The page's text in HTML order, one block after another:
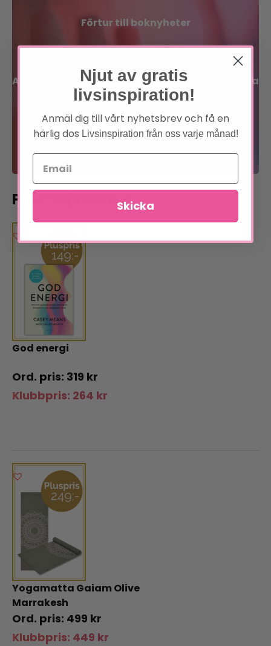
Förtur till boknyheter
Exklusiva erbjudanden
Allt inom sinne, kropp och själ på en och samma
plats!
Bli medlem
Läs om förmånerna
Pluserbjudande
God energi
319 kr
Klubbpris: 264 kr
Yogamatta Gaiam Olive
Marrakesh
499 kr
Klubbpris: 449 kr
Njut av gratis
livsinspiration!
Anmäl dig till vårt nyhetsbrev och få en
härlig dos Livsinspiration från oss varje månad!
Skicka